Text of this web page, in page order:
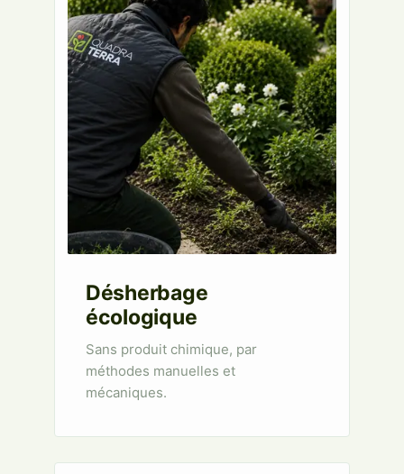
Désherbage
écologique
Sans produit chimique, par
méthodes manuelles et
mécaniques.